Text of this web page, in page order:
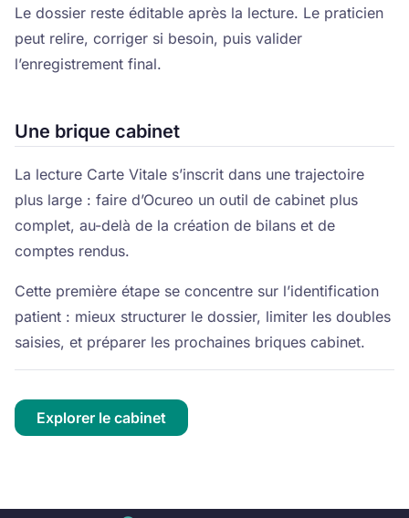
Le dossier reste éditable après la lecture. Le praticien
peut relire, corriger si besoin, puis valider
l’enregistrement final.
Une brique cabinet
La lecture Carte Vitale s’inscrit dans une trajectoire
plus large : faire d’Ocureo un outil de cabinet plus
complet, au-delà de la création de bilans et de
comptes rendus.
Cette première étape se concentre sur l’identification
patient : mieux structurer le dossier, limiter les doubles
saisies, et préparer les prochaines briques cabinet.
Explorer le cabinet